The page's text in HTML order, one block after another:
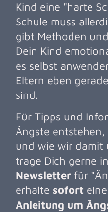
Kind eine "harte
Schule muss
gibt Methoden
Dein Kind
es selbst
Eltern eben
sind.
Für Tipps und
Ängste
und wie wir damit
trage Dich gerne
Newsletter für
erhalte sofort eine
Anleitung um